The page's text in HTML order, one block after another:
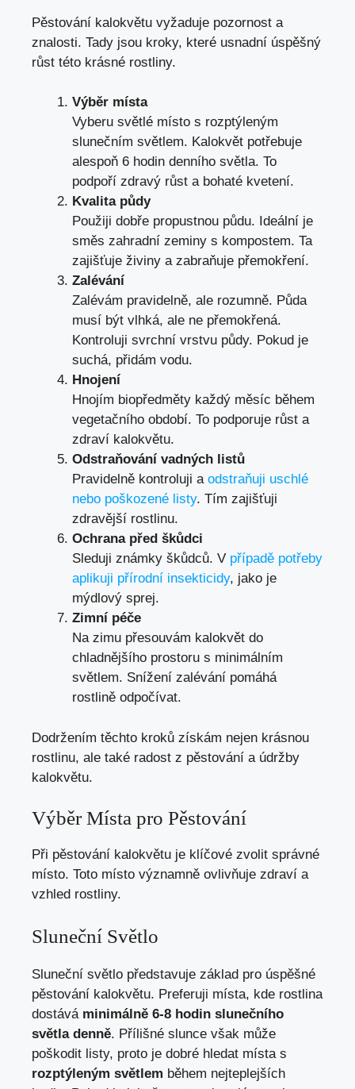
Pěstování kalokvětu vyžaduje pozornost a
znalosti. Tady jsou kroky, které usnadní úspěšný
růst této krásné rostliny.
Výběr místa
Vyberu světlé místo s rozptýleným
slunečním světlem. Kalokvět potřebuje
alespoň 6 hodin denního světla. To
podpoří zdravý růst a bohaté kvetení.
Kvalita půdy
Použiji dobře propustnou půdu. Ideální je
směs zahradní zeminy s kompostem. Ta
zajišťuje živiny a zabraňuje přemokření.
Zalévání
Zalévám pravidelně, ale rozumně. Půda
musí být vlhká, ale ne přemokřená.
Kontroluji svrchní vrstvu půdy. Pokud je
suchá, přidám vodu.
Hnojení
Hnojím biopředměty každý měsíc během
vegetačního období. To podporuje růst a
zdraví kalokvětu.
Odstraňování vadných listů
Pravidelně kontroluji a odstraňuji uschlé
nebo poškozené listy. Tím zajišťuji
zdravější rostlinu.
Ochrana před škůdci
Sleduji známky škůdců. V případě potřeby
aplikuji přírodní insekticidy, jako je
mýdlový sprej.
Zimní péče
Na zimu přesouvám kalokvět do
chladnějšího prostoru s minimálním
světlem. Snížení zalévání pomáhá
rostlině odpočívat.
Dodržením těchto kroků získám nejen krásnou
rostlinu, ale také radost z pěstování a údržby
kalokvětu.
Výběr Místa pro Pěstování
Při pěstování kalokvětu je klíčové zvolit správné
místo. Toto místo významně ovlivňuje zdraví a
vzhled rostliny.
Sluneční Světlo
Sluneční světlo představuje základ pro úspěšné
pěstování kalokvětu. Preferuji místa, kde rostlina
dostává minimálně 6-8 hodin slunečního
světla denně. Přílišné slunce však může
poškodit listy, proto je dobré hledat místa s
rozptýleným světlem během nejteplejších